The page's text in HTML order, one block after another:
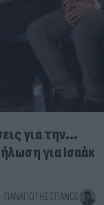
για την...
για Ισαάκ
ΠΑΝΑΓΙΏΤΗΣ ΣΠΑΝΌΣ